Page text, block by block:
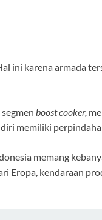
ini karena armada
boost cooker,
memiliki
memang
Eropa, kendaraan